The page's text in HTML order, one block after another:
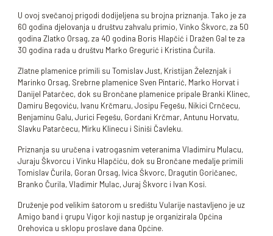
U ovoj svečanoj prigodi dodijeljena su brojna priznanja. Tako je za
60 godina djelovanja u društvu zahvalu primio, Vinko Škvorc, za 50
godina Zlatko Orsag, za 40 godina Boris Hlapčić i Dražen Gal te za
30 godina rada u društvu Marko Gregurić i Kristina Čurila.
Zlatne plamenice primili su Tomislav Just, Kristijan Železnjak i
Marinko Orsag, Srebrne plamenice Sven Pintarić, Marko Horvat i
Danijel Patarčec, dok su Brončane plamenice pripale Branki Klinec,
Damiru Begoviću, Ivanu Krčmaru, Josipu Fegešu, Nikici Crnčecu,
Benjaminu Galu, Jurici Fegešu, Gordani Krčmar, Antunu Horvatu,
Slavku Patarčecu, Mirku Klinecu i Siniši Čavleku.
Priznanja su uručena i vatrogasnim veteranima Vladimiru Mulacu,
Juraju Škvorcu i Vinku Hlapčiću, dok su Brončane medalje primili
Tomislav Čurila, Goran Orsag, Ivica Škvorc, Dragutin Goričanec,
Branko Čurila, Vladimir Mulac, Juraj Škvorc i Ivan Kosi.
Druženje pod velikim šatorom u središtu Vularije nastavljeno je uz
Amigo band i grupu Vigor koji nastup je organizirala Općina
Orehovica u sklopu proslave dana Općine.